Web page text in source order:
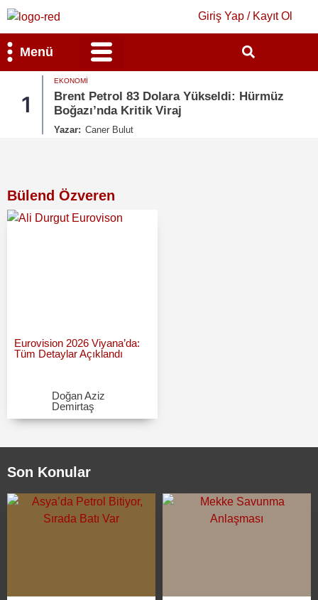
Giriş Yap / Kayıt Ol
Menü
1
EKONOMI
Brent Petrol 83 Dolara Yükseldi: Hürmüz
Boğazı’nda Kritik Viraj
Yazar: Caner Bulut
Bülend Özveren
Eurovision 2026 Viyana’da:
Tüm Detaylar Açıklandı
Doğan Aziz
Demirtaş
Son Konular